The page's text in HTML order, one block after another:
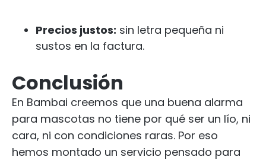
Precios justos: sin letra pequeña ni
sustos en la factura.
Conclusión
En Bambai creemos que una buena alarma
para mascotas no tiene por qué ser un lío, ni
cara, ni con condiciones raras. Por eso
hemos montado un servicio pensado para